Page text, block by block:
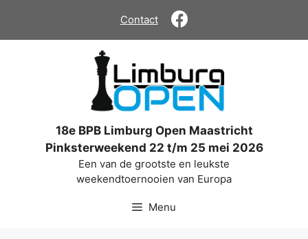
de
Contact
18e BPB Limburg Open Maastricht
Pinksterweekend 22 t/m 25 mei 2026
Een van de grootste en leukste
weekendtoernooien van Europa
Menu